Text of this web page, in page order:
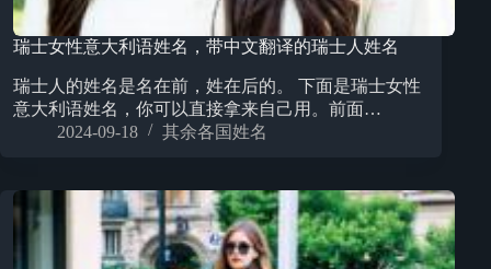
瑞士女性意大利语姓名，带中文翻译的瑞士人姓名
瑞士人的姓名是名在前，姓在后的。 下面是瑞士女性
意大利语姓名，你可以直接拿来自己用。前面…
2024-09-18
其余各国姓名